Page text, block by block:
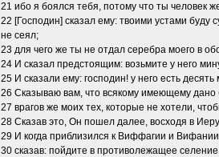
21 ибо я боялся тебя, потому что ты человек
22 [Господин] сказал ему: твоими устами буду
не сеял;
23 для чего же ты не отдал серебра моего в
24 И сказал предстоящим: возьмите у него
25 И сказали ему: господин! у него есть десять
26 Сказываю вам, что всякому имеющему дано
27 врагов же моих тех, которые не хотели,
28 Сказав это, Он пошел далее, восходя в
29 И когда приблизился к Виффагии и
30 сказав: пойдите в противолежащее